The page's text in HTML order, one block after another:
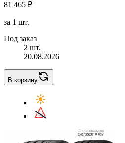
81 465 ₽
за 1 шт.
Под заказ
2 шт.
20.08.2026
В корзину